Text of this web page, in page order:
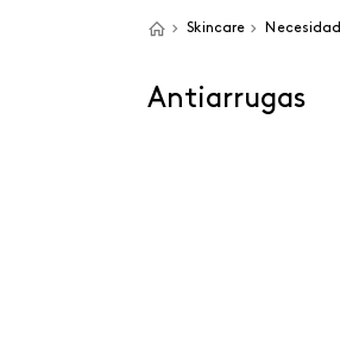
Skincare Necesidad
Antiarrugas